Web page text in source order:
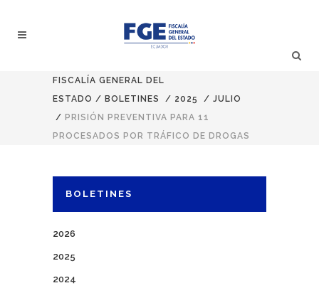
FISCALÍA GENERAL DEL
ESTADO / BOLETINES / 2025 / JULIO
/ PRISIÓN PREVENTIVA PARA 11
PROCESADOS POR TRÁFICO DE DROGAS
BOLETINES
2026
2025
2024